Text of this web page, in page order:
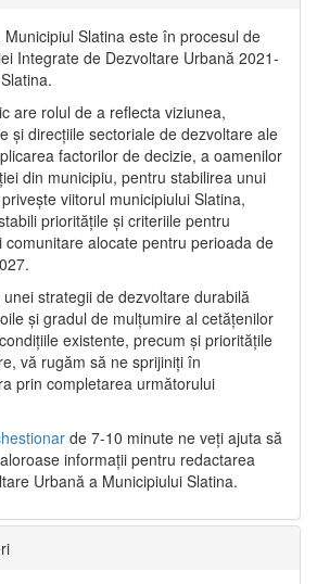
Slatina este în procesul de
Integrate de Dezvoltare Urbană 2021‐
are rolul de a reflecta viziunea,
și direcțiile sectoriale de dezvoltare ale
factorilor de decizie, a oamenilor
din municipiu, pentru stabilirea unui
viitorul municipiului Slatina,
prioritățile și criteriile pentru
alocate pentru perioada de
strategii de dezvoltare durabilă
și gradul de mulțumire al cetățenilor
existente, precum și prioritățile
vă rugăm să ne sprijiniți în
prin completarea următorului
de 7-10 minute ne veți ajuta să
informații pentru redactarea
Urbană a Municipiului Slatina.